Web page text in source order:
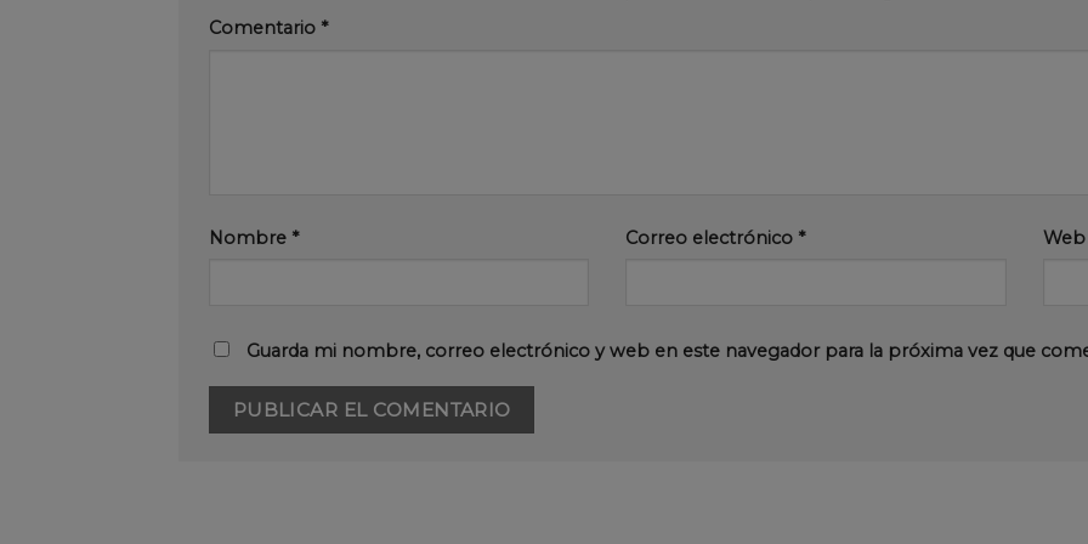
Comentario *
Nombre * Correo electrónico * Web
Guarda mi nombre, correo electrónico y web en este navegador para la próxima vez que